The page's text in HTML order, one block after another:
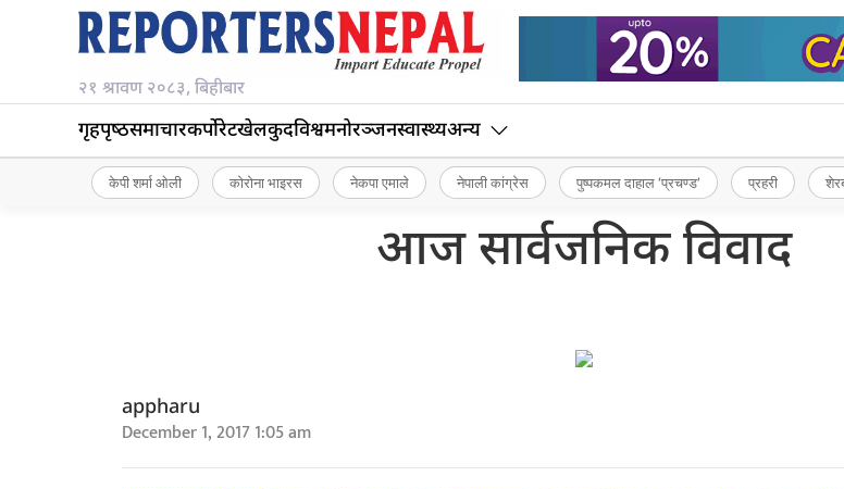
२१ श्रावण २०८३, बिहीबार
गृहपृष्‍ठसमाचारकर्पोरेटखेलकुदविश्वमनोरञ्जनस्वास्थ्यअन्य
केपी शर्मा ओली कोरोना भाइरस नेकपा एमाले नेपाली कांग्रेस पुष्पकमल दाहाल ‘प्रचण्ड’ प्रहरी
आज सार्वजनिक विवाद
appharu
December 1, 2017 1:05 am